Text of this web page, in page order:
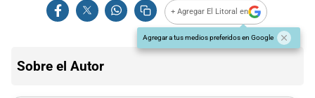
+ Agregar El Litoral en
Agregar a tus medios preferidos en Google
Sobre el Autor